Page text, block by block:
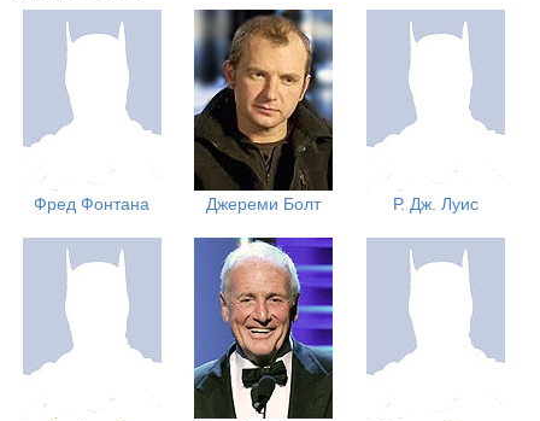
Фред Фонтана Джереми Болт Р. Дж. Луис